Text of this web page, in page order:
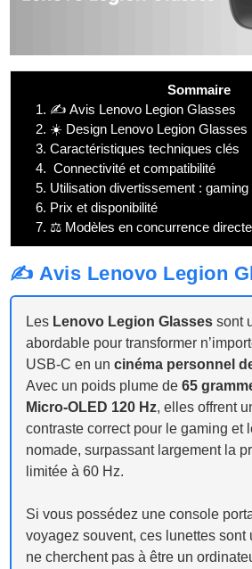
Sommaire
1. ✍️ Avis Lenovo Legion Glasses
2. ☀️ Design Lenovo Legion Glasses
3. Caractéristiques techniques clés
4. ️ Connectivité et compatibilité
5. Utilisation divertissement :
6. Prix et disponibilité
7. ⚖️ Modèles en concurrence directe
✍️ Avis Lenovo Legion
Les Lenovo Legion Glasses sont
abordable pour transformer
USB-C en uncinéma personnel
Avec un poids plume de65
Micro-OLED 120 Hz, elles offrent
contraste correct pour le gaming et
nomade, surpassant largement la
limitée à 60 Hz.
Si vous possédez une console
voyagez souvent, ces lunettes
ne cherchent pas à être un